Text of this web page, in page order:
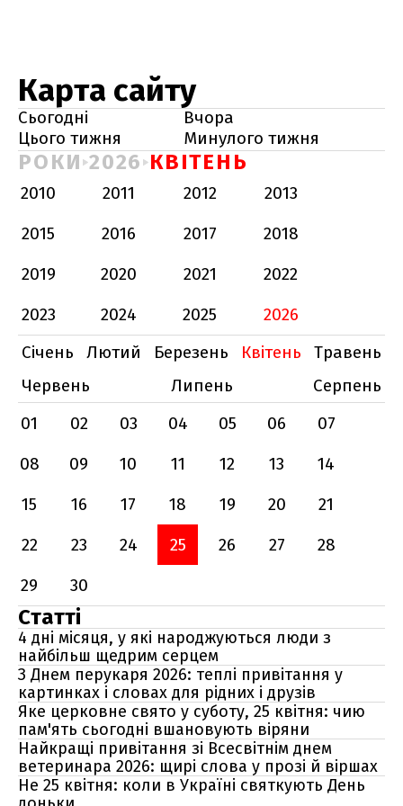
Карта сайту
Сьогодні
Вчора
Цього тижня
Минулого тижня
РОКИ 2026 КВІТЕНЬ
2010 2011 2012
2013
2015
2016 2017
2018
2019
2020 2021
2022
2023
2024 2025
2026
Січень
Лютий Березень Квітень
Травень
Червень
Липень
Серпень
01
02 03 04 05 06
07
08
09 10 11 12 13
14
15
16 17 18 19 20
21
22
23 24 25 26 27
28
29
30
Статті
4 дні місяця, у які народжуються люди з
найбільш щедрим серцем
З Днем перукаря 2026: теплі привітання у
картинках і словах для рідних і друзів
Яке церковне свято у суботу, 25 квітня: чию
пам'ять сьогодні вшановують віряни
Найкращі привітання зі Всесвітнім днем
ветеринара 2026: щирі слова у прозі й віршах
Не 25 квітня: коли в Україні святкують День